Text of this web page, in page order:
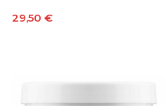
29,50 €